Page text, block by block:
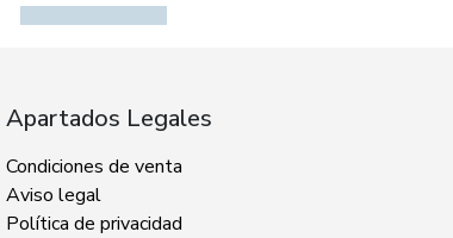
Apartados Legales
Condiciones de venta
Aviso legal
Política de privacidad